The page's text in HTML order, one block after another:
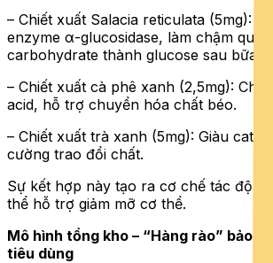
– Chiết xuất Salacia reticulata (5mg):
enzyme α-glucosidase, làm chậm quá
carbohydrate thành glucose sau bữa ăn.
– Chiết xuất cà phê xanh (2,5mg):
acid, hỗ trợ chuyển hóa chất béo.
– Chiết xuất trà xanh (5mg): Giàu
cường trao đổi chất.
Sự kết hợp này tạo ra cơ chế tác động
thể hỗ trợ giảm mỡ cơ thể.
Mô hình tổng kho – “Hàng rào” bảo
tiêu dùng